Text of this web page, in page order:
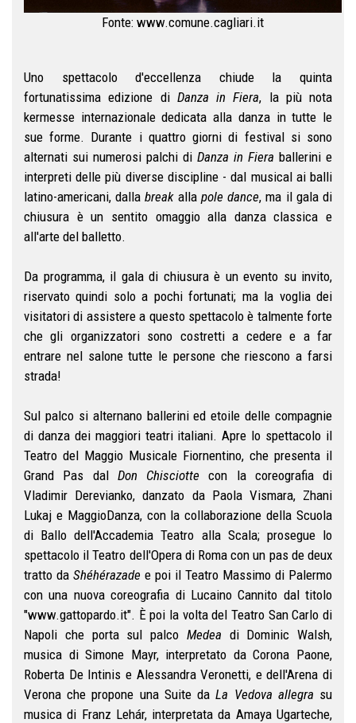
Fonte: www.comune.cagliari.it
Uno spettacolo d'eccellenza chiude la quinta
fortunatissima edizione di Danza in Fiera, la più nota
kermesse internazionale dedicata alla danza in tutte le
sue forme. Durante i quattro giorni di festival si sono
alternati sui numerosi palchi di Danza in Fiera ballerini e
interpreti delle più diverse discipline - dal musical ai balli
latino-americani, dallabreakalla pole dance, ma il gala di
chiusura è un sentito omaggio alla danza classica e
all'arte del balletto.
Da programma, il gala di chiusura è un evento su invito,
riservato quindi solo a pochi fortunati; ma la voglia dei
visitatori di assistere a questo spettacolo è talmente forte
che gli organizzatori sono costretti a cedere e a far
entrare nel salone tutte le persone che riescono a farsi
strada!
Sul palco si alternano ballerini ed etoile delle compagnie
di danza dei maggiori teatri italiani. Apre lo spettacolo il
Teatro del Maggio Musicale Fiornentino, che presenta il
Grand Pas dal Don Chisciotte con la coreografia di
Vladimir Derevianko, danzato da Paola Vismara, Zhani
Lukaj e MaggioDanza, con la collaborazione della Scuola
di Ballo dell'Accademia Teatro alla Scala; prosegue lo
spettacolo il Teatro dell'Opera di Roma con un pas de deux
tratto da Shéhérazade e poi il Teatro Massimo di Palermo
con una nuova coreografia di Lucaino Cannito dal titolo
"www.gattopardo.it". È poi la volta del Teatro San Carlo di
Napoli che porta sul palco Medea di Dominic Walsh,
musica di Simone Mayr, interpretato da Corona Paone,
Roberta De Intinis e Alessandra Veronetti, e dell'Arena di
Verona che propone una Suite daLa Vedova allegra su
musica di Franz Lehár, interpretata da Amaya Ugarteche,